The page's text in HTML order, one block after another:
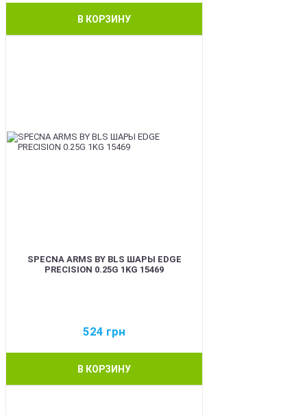
В КОРЗИНУ
SPECNA ARMS BY BLS ШАРЫ EDGE
PRECISION 0.25G 1KG 15469
524 грн
В КОРЗИНУ